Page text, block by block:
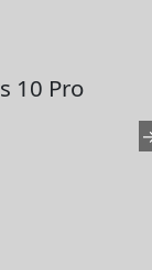
10 Pro